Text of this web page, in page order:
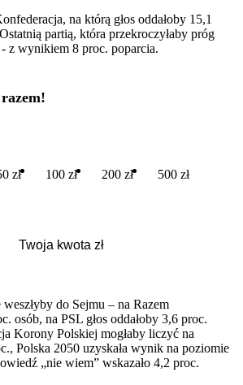
na którą głos oddałoby 15,1
partią, która przekroczyłaby próg
z wynikiem 8 proc. poparcia.
zł 100 zł 200 zł 500 zł
weszłyby do Sejmu – na Razem
osób, na PSL głos oddałoby 3,6 proc.
Korony Polskiej mogłaby liczyć na
Polska 2050 uzyskała wynik na poziomie
„nie wiem” wskazało 4,2 proc.